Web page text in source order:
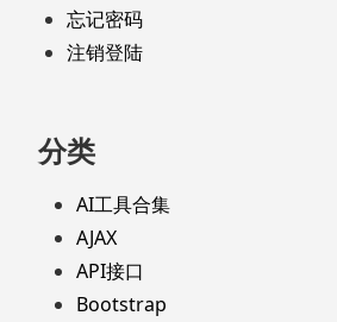
忘记密码
注销登陆
分类
AI工具合集
AJAX
API接口
Bootstrap